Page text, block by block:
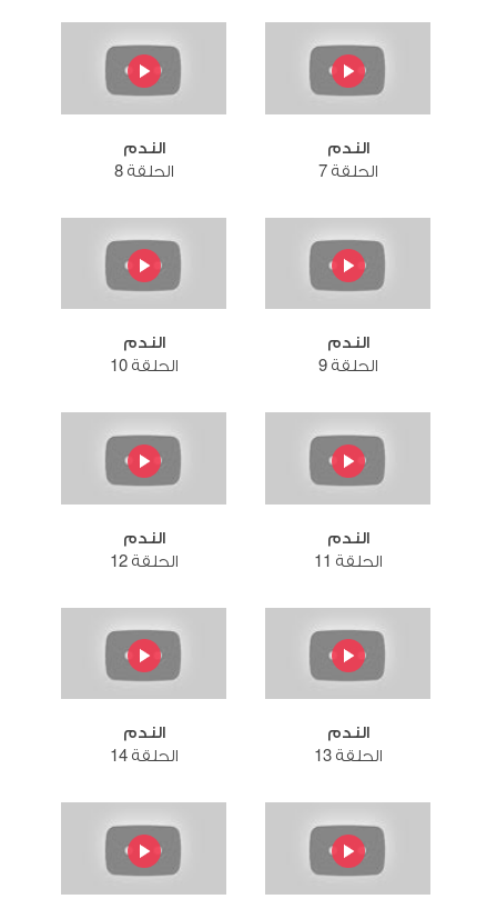
الندم
الحلقة 7
الندم
الحلقة 8
الندم
الحلقة 9
الندم
الحلقة 10
الندم
الحلقة 11
الندم
الحلقة 12
الندم
الحلقة 13
الندم
الحلقة 14